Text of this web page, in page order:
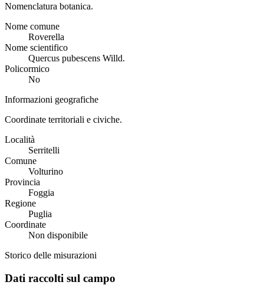
Nomenclatura botanica.
Nome comune
Roverella
Nome scientifico
Quercus pubescens Willd.
Policormico
No
Informazioni geografiche
Coordinate territoriali e civiche.
Località
Serritelli
Comune
Volturino
Provincia
Foggia
Regione
Puglia
Coordinate
Non disponibile
Storico delle misurazioni
Dati raccolti sul campo